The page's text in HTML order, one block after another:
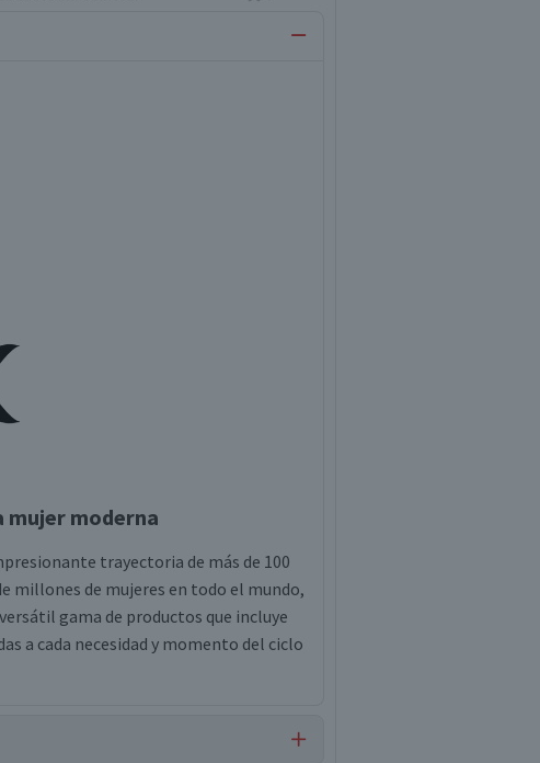
mujer moderna
trayectoria de más de 100
millones de mujeres en todo el mundo,
gama de productos que incluye
a cada necesidad y momento del ciclo